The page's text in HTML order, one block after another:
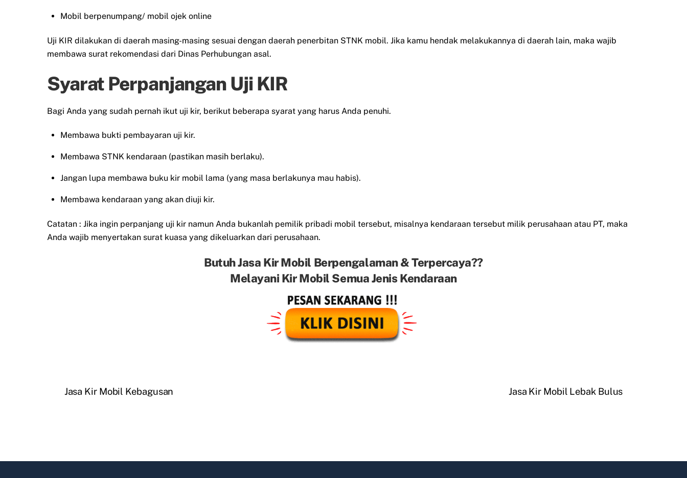
Mobil berpenumpang/ mobil ojek online
Uji KIR dilakukan di daerah masing-masing sesuai dengan daerah penerbitan STNK mobil. Jika kamu hendak melakukannya di daerah lain, maka wajib
membawa surat rekomendasi dari Dinas Perhubungan asal.
Syarat Perpanjangan Uji KIR
Bagi Anda yang sudah pernah ikut uji kir, berikut beberapa syarat yang harus Anda penuhi.
Membawa bukti pembayaran uji kir.
Membawa STNK kendaraan (pastikan masih berlaku).
Jangan lupa membawa buku kir mobil lama (yang masa berlakunya mau habis).
Membawa kendaraan yang akan diuji kir.
Catatan : Jika ingin perpanjang uji kir namun Anda bukanlah pemilik pribadi mobil tersebut, misalnya kendaraan tersebut milik perusahaan atau PT, maka
Anda wajib menyertakan surat kuasa yang dikeluarkan dari perusahaan.
Butuh Jasa Kir Mobil Berpengalaman & Terpercaya??
Melayani Kir Mobil Semua Jenis Kendaraan
Jasa Kir Mobil Kebagusan Jasa Kir Mobil Lebak Bulus